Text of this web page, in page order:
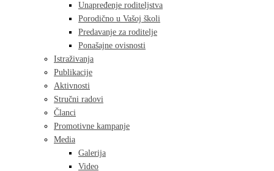
Unapređenje roditeljstva
Porodično u Vašoj školi
Predavanje za roditelje
Ponašajne ovisnosti
Istraživanja
Publikacije
Aktivnosti
Stručni radovi
Članci
Promotivne kampanje
Media
Galerija
Video